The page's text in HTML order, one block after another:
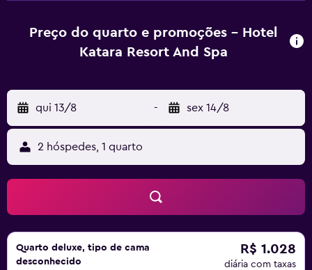
produtos de toalete de cortesia. As conveniências
incluem cofres e escrivaninha, e a arrumação dos quartos
aprecie a vista em um terraço. Alimentação HOTEL
KATARA RESORT&SPA oferece aos hóspedes deliciosas
opções de refeição no Kirohana. Um café da manhã
(buffet) de cortesia é servido diariamente, entre 7h30 e
8h30. Comodidades para negócios e outras comodidades
A recepção fica aberta em horário limitado.
Estacionamento grátis sem manobrista está disponível no
local.
Preço do quarto e promoções - Hotel
Katara Resort And Spa
qui 13/8 - sex 14/8
2 hóspedes, 1 quarto
Quarto deluxe, tipo de cama
desconhecido
R$ 1.028
diária com taxas